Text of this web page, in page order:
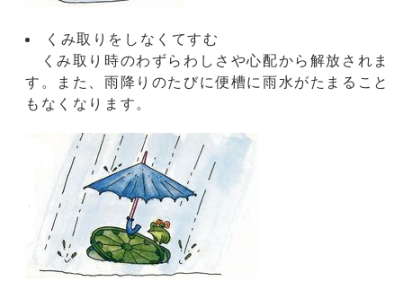
くみ取りをしなくてすむ
くみ取り時のわずらわしさや心配から解放されま
す。また、雨降りのたびに便槽に雨水がたまること
もなくなります。